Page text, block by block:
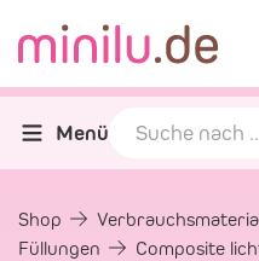
Menü
Shop
Füllungen
Composite